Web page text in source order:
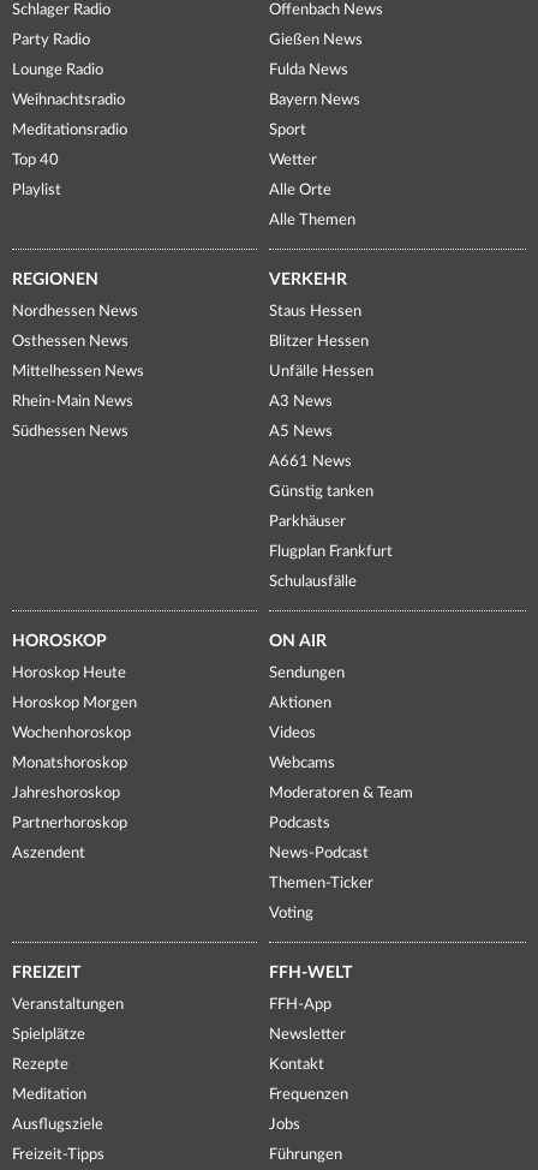
Schlager Radio
Party Radio
Lounge Radio
Weihnachtsradio
Meditationsradio
Top 40
Playlist
Offenbach News
Gießen News
Fulda News
Bayern News
Sport
Wetter
Alle Orte
Alle Themen
REGIONEN
Nordhessen News
Osthessen News
Mittelhessen News
Rhein-Main News
Südhessen News
VERKEHR
Staus Hessen
Blitzer Hessen
Unfälle Hessen
A3 News
A5 News
A661 News
Günstig tanken
Parkhäuser
Flugplan Frankfurt
Schulausfälle
HOROSKOP
Horoskop Heute
Horoskop Morgen
Wochenhoroskop
Monatshoroskop
Jahreshoroskop
Partnerhoroskop
Aszendent
ON AIR
Sendungen
Aktionen
Videos
Webcams
Moderatoren & Team
Podcasts
News-Podcast
Themen-Ticker
Voting
FREIZEIT
Veranstaltungen
Spielplätze
Rezepte
Meditation
Ausflugsziele
Freizeit-Tipps
FFH-WELT
FFH-App
Newsletter
Kontakt
Frequenzen
Jobs
Führungen